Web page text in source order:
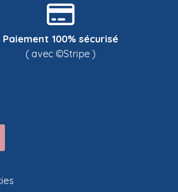
Paiement 100% sécurisé
( avec ©Stripe )